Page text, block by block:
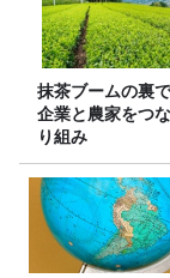
抹茶ブームの裏
企業と農家をつ
り組み